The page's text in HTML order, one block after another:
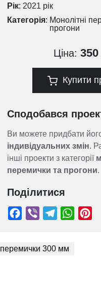
Рік: 2021 рік
Категорія: Монолітні
прогони
Ціна: 350
Купити
Сподобався
Ви можете придбати
індивідуальних змін.
інші проекти з категорії
перемички та прогони.
Поділитися
перемички 300 мм